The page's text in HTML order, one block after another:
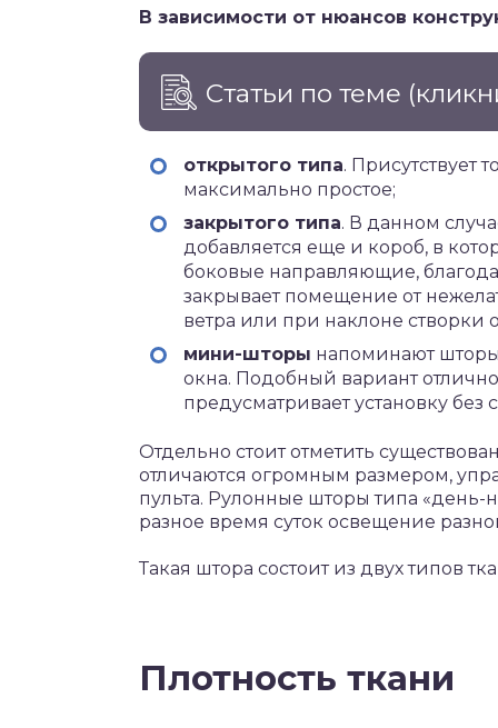
В зависимости от нюансов
Статьи по теме
открытого типа. Присутствует
максимально простое;
закрытого типа. В данном
добавляется еще и короб, в
боковые направляющие,
закрывает помещение от
ветра или при наклоне створки
мини-шторы напоминают шторы
окна. Подобный вариант
предусматривает установку без
Отдельно стоит отметить
отличаются огромным размером,
пульта. Рулонные шторы типа
разное время суток освещение
Такая штора состоит из двух типов
Плотность ткани